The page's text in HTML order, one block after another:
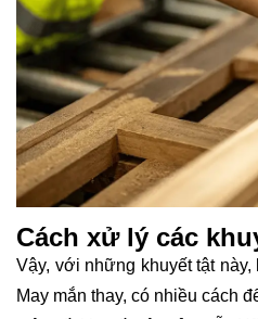
Cách xử lý các
Vậy, với những khuyết tật
May mắn thay, có nhiều cách